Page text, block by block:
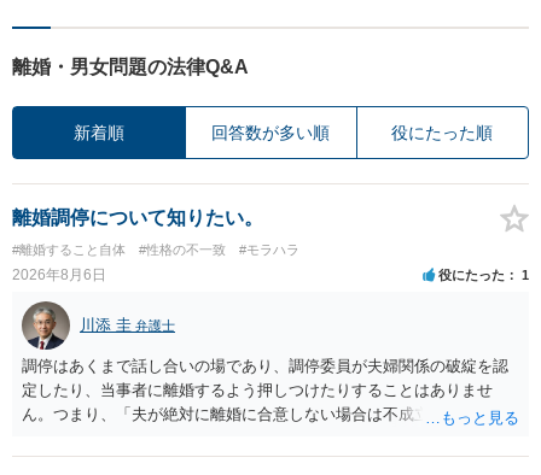
離婚・男女問題の法律Q&A
新着順 回答数が多い順 役にたった順
離婚調停について知りたい。
#離婚すること自体 #性格の不一致 #モラハラ
2026年8月6日 役にたった 1
川添 圭 弁護士
調停はあくまで話し合いの場であり、調停委員が夫婦関係の破綻を認
定したり、当事者に離婚するよう押しつけたりすることはありませ
ん。つまり、「夫が絶対に離婚に合意しない場合は不成立になり」、
きません。 調停段階での離婚成立を希望するなら、夫が離婚に前向き